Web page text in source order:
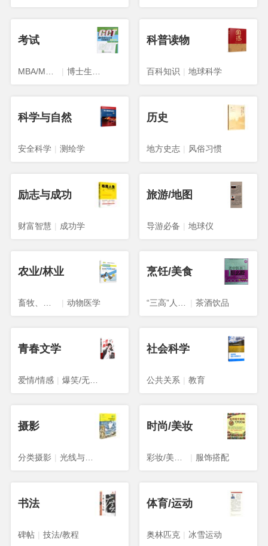
考试
|
科普读物
百科知识 | 地球科学
科学与自然
安全科学 | 测绘学
历史
地方史志 | 风俗习惯
励志与成功
财富智慧 | 成功学
旅游/地图
导游必备 | 地球仪
农业/林业
畜牧、狩猎、蚕、蜂 | 动物医学
烹饪/美食
“三高”人群食谱 | 茶酒饮品
青春文学
爱情/情感 | 爆笑/无厘头
社会科学
公共关系 | 教育
摄影
分类摄影 |
时尚/美妆
| 服饰搭配
书法
碑帖 | 技法/教程
体育/运动
奥林匹克 | 冰雪运动